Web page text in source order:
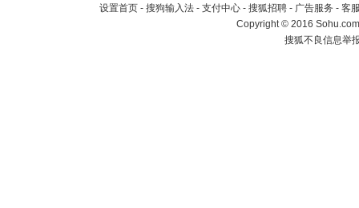
设置首页 - 搜狗输入法 - 支付中心 - 搜狐招聘 - 广告服务 - 客
Copyright©2016
搜狐不良信息举